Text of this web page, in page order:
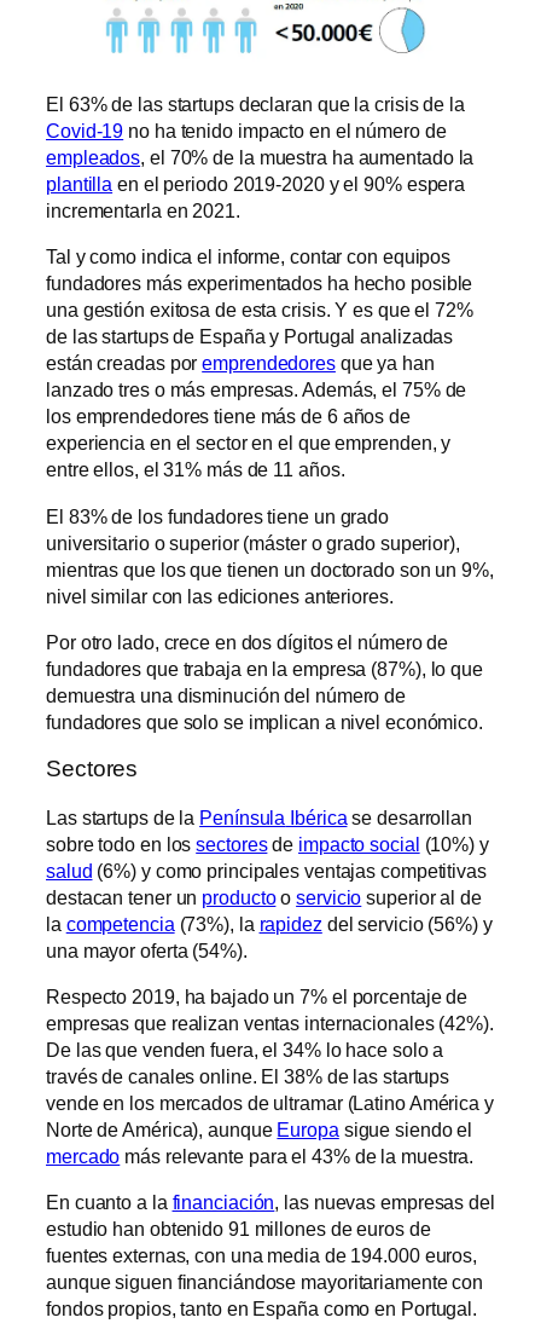
El 63% de las startups declaran que la crisis de la
Covid-19 no ha tenido impacto en el número de
empleados, el 70% de la muestra ha aumentado la
plantilla en el periodo 2019-2020 y el 90% espera
incrementarla en 2021.
Tal y como indica el informe, contar con equipos
fundadores más experimentados ha hecho posible
una gestión exitosa de esta crisis. Y es que el 72%
de las startups de España y Portugal analizadas
están creadas poremprendedoresque ya han
lanzado tres o más empresas. Además, el 75% de
los emprendedores tiene más de 6 años de
experiencia en el sector en el que emprenden, y
entre ellos, el 31% más de 11 años.
El 83% de los fundadores tiene un grado
universitario o superior (máster o grado superior),
mientras que los que tienen un doctorado son un 9%,
nivel similar con las ediciones anteriores.
Por otro lado, crece en dos dígitos el número de
fundadores que trabaja en la empresa (87%), lo que
demuestra una disminución del número de
fundadores que solo se implican a nivel económico.
Sectores
Las startups de la Península Ibérica se desarrollan
sobre todo en lossectoresde impacto social (10%) y
salud (6%) y como principales ventajas competitivas
destacan tener un productooservicio superior al de
la competencia (73%), la rapidez del servicio (56%) y
una mayor oferta (54%).
Respecto 2019, ha bajado un 7% el porcentaje de
empresas que realizan ventas internacionales (42%).
De las que venden fuera, el 34% lo hace solo a
través de canales online. El 38% de las startups
vende en los mercados de ultramar (Latino América y
Norte de América), aunque Europa sigue siendo el
mercado más relevante para el 43% de la muestra.
En cuanto a la financiación, las nuevas empresas del
estudio han obtenido 91 millones de euros de
fuentes externas, con una media de 194.000 euros,
aunque siguen financiándose mayoritariamente con
fondos propios, tanto en España como en Portugal.